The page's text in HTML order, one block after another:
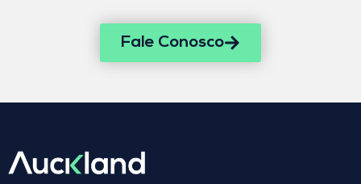
Fale Conosco